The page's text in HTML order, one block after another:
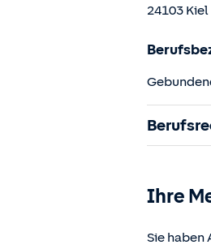
24103 Kiel
§§ 59
§ 48b
Ihre
Sie haben